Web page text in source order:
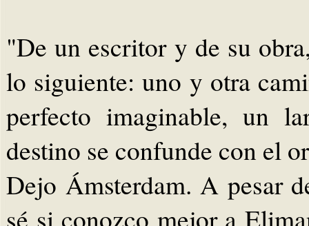
"De un escritor y de su
lo siguiente: uno y otra
perfecto imaginable, un
destino se confunde con el
Dejo Ámsterdam. A pesar
sé si conozco mejor a